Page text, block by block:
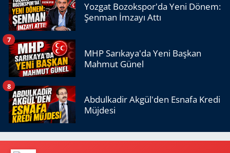
Yozgat Bozokspor'da Yeni Dönem:
Şenman İmzayı Attı
MHP Sarıkaya'da Yeni Başkan
Mahmut Günel
7
Abdulkadir Akgül'den Esnafa Kredi
Müjdesi
8